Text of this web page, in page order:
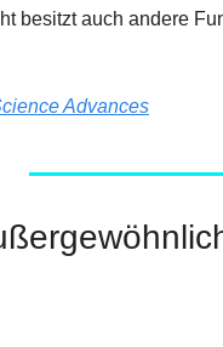
besitzt auch andere
Advances